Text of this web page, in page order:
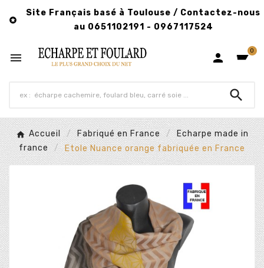

Site Français basé à Toulouse / Contactez-nous
au 0651102191 - 0967117524
  0

Accueil Fabriqué en France
Echarpe made in
france
Etole Nuance orange fabriquée en France